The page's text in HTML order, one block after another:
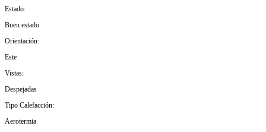
Estado:
Buen estado
Orientación:
Este
Vistas:
Despejadas
Tipo Calefacción:
Aerotermia